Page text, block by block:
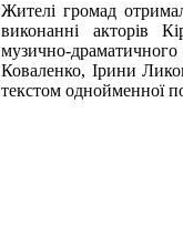
Жителі громад
виконанні акторів
музично-
Коваленко, Ірини
текстом однойменної